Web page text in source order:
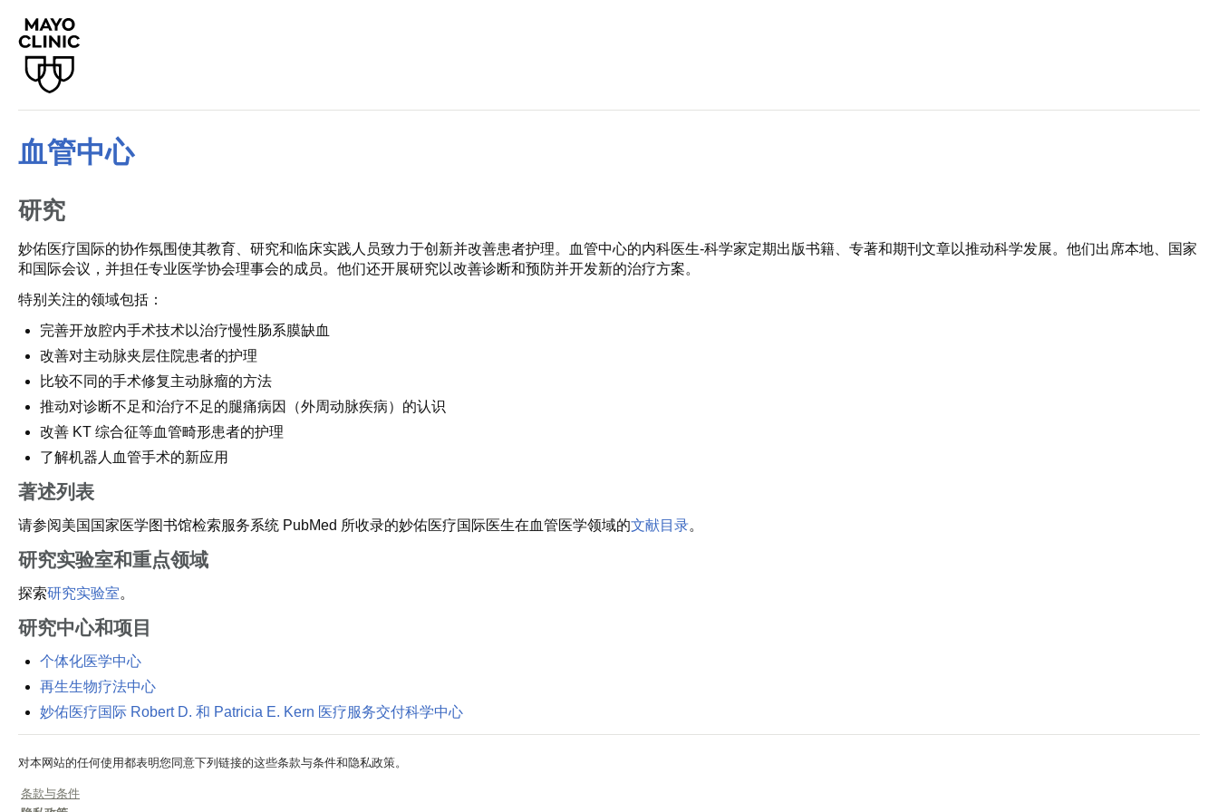
血管中心
研究
妙佑医疗国际的协作氛围使其教育、研究和临床实践人员致力于创新并改善患者护理。血管中心的内科医生-科学家定期出版书籍、专著和期刊文章以推动科学发展。他们出席本地、国家
和国际会议，并担任专业医学协会理事会的成员。他们还开展研究以改善诊断和预防并开发新的治疗方案。
特别关注的领域包括：
完善开放腔内手术技术以治疗慢性肠系膜缺血
改善对主动脉夹层住院患者的护理
比较不同的手术修复主动脉瘤的方法
推动对诊断不足和治疗不足的腿痛病因（外周动脉疾病）的认识
改善 KT 综合征等血管畸形患者的护理
了解机器人血管手术的新应用
著述列表
请参阅美国国家医学图书馆检索服务系统 PubMed 所收录的妙佑医疗国际医生在血管医学领域的文献目录。
研究实验室和重点领域
探索研究实验室。
研究中心和项目
个体化医学中心
再生生物疗法中心
妙佑医疗国际 Robert D. 和 Patricia E. Kern 医疗服务交付科学中心
对本网站的任何使用都表明您同意下列链接的这些条款与条件和隐私政策。
条款与条件